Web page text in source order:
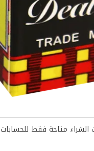
الشراء متاحة فقط للحسابات